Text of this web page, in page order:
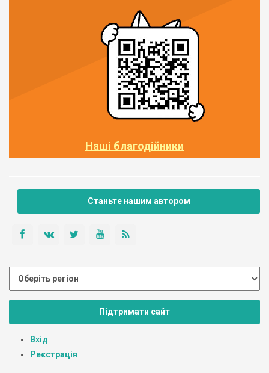
Наші благодійники
Станьте нашим автором
Підтримати сайт
Вхід
Реєстрація